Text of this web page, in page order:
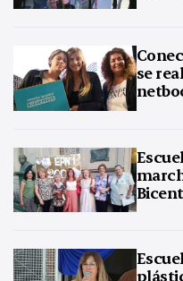
se